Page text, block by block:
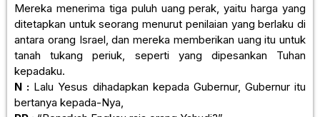
Mereka menerima tiga puluh uang perak, yaitu harga yang
ditetapkan untuk seorang menurut penilaian yang berlaku di
antara orang Israel, dan mereka memberikan uang itu untuk
tanah tukang periuk, seperti yang dipesankan Tuhan
kepadaku.
N : Lalu Yesus dihadapkan kepada Gubernur, Gubernur itu
bertanya kepada-Nya,